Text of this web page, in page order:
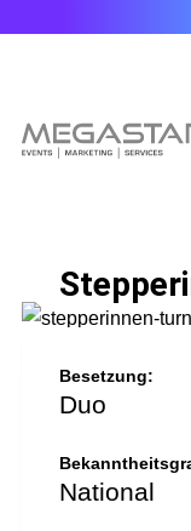
Besetzung:
Duo
National